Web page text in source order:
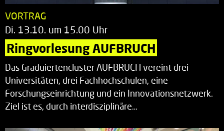
VORTRAG
Di. 13.10. um 15.00 Uhr
Ringvorlesung AUFBRUCH
Das Graduiertencluster AUFBRUCH vereint drei
Universitäten, drei Fachhochschulen, eine
Forschungseinrichtung und ein Innovationsnetzwerk.
Ziel ist es, durch interdisziplinäre…